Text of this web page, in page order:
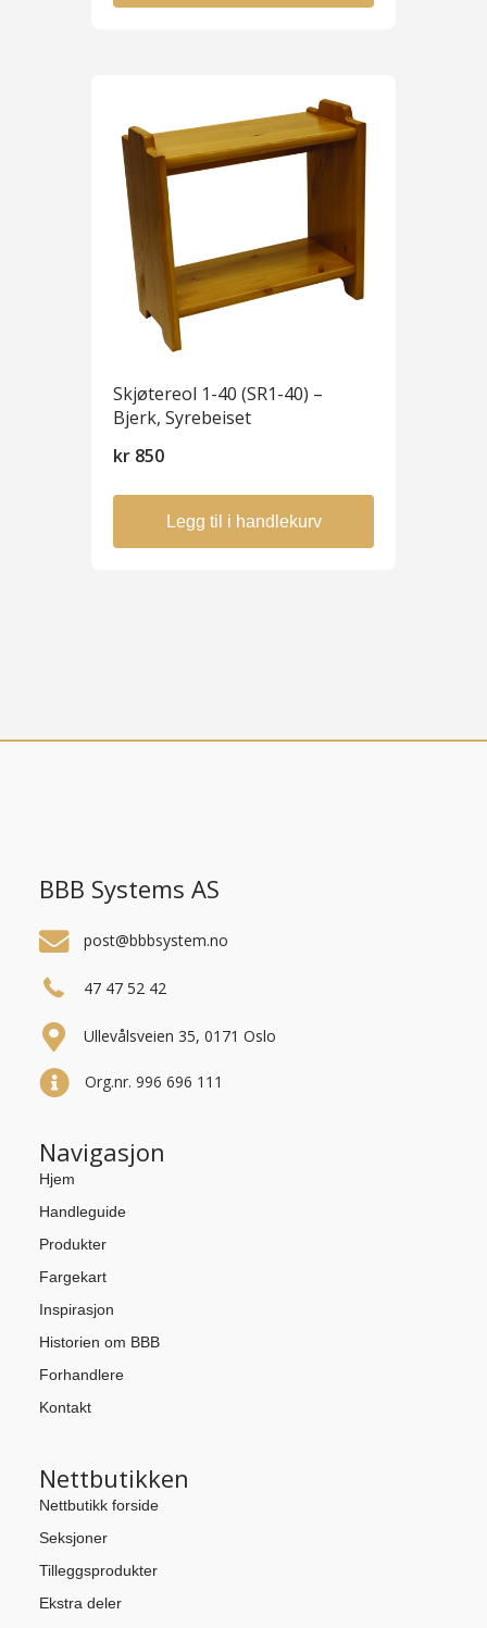
Skjøtereol 1-40 (SR1-40) –
Bjerk, Syrebeiset
kr 850
Legg til i handlekurv
BBB Systems AS
post@bbbsystem.no
47 47 52 42
Ullevålsveien 35, 0171 Oslo
Org.nr. 996 696 111
Navigasjon
Hjem
Handleguide
Produkter
Fargekart
Inspirasjon
Historien om BBB
Forhandlere
Kontakt
Nettbutikken
Nettbutikk forside
Seksjoner
Tilleggsprodukter
Ekstra deler